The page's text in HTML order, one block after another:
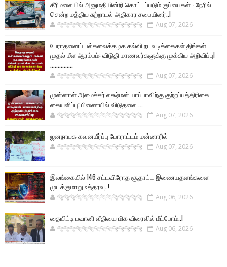
கீரிமலையில் அனுமதியின்றி கொட்டப்படும் குப்பைகள் - நேரில்
சென்ற மத்திய சுற்றாடல் அதிகார சபையினர்..!
🐅🐅🐅🐅🐅🐅🐆🐆🐆🐆🐆🐆🐆🐆 Aug 07, 2026
பேராதனைப் பல்கலைக்கழக கல்வி நடவடிக்கைகள் திங்கள்
முதல் மீள ஆரம்பம்: விடுதி மாணவர்களுக்கு முக்கிய அறிவிப்பு!
...............
🐅🐅🐅🐅🐅🐅🐆🐆🐆🐆🐆🐆🐆🐆 Aug 07, 2026
முன்னாள் அமைச்சர் லக்ஷ்மன் யாப்பாவிற்கு குற்றப்பத்திரிகை
கையளிப்பு: பிணையில் விடுதலை ...
🐅🐅🐅🐅🐅🐅🐆🐆🐆🐆🐆🐆🐆🐆 Aug 07, 2026
ஜனநாயக கவனயீர்ப்பு போராட்டம் மன்னாரில்
🐅🐅🐅🐅🐅🐅🐆🐆🐆🐆🐆🐆🐆🐆 Aug 07, 2026
இலங்கையில் 146 சட்டவிரோத சூதாட்ட இணையதளங்களை
முடக்குமாறு உத்தரவு..!
🐅🐅🐅🐅🐅🐅🐆🐆🐆🐆🐆🐆🐆🐆 Aug 06, 2026
தையிட்டி பவானி வீதியை மிக விரைவில் மீட்போம்..!
🐅🐅🐅🐅🐅🐅🐆🐆🐆🐆🐆🐆🐆🐆 Aug 06, 2026